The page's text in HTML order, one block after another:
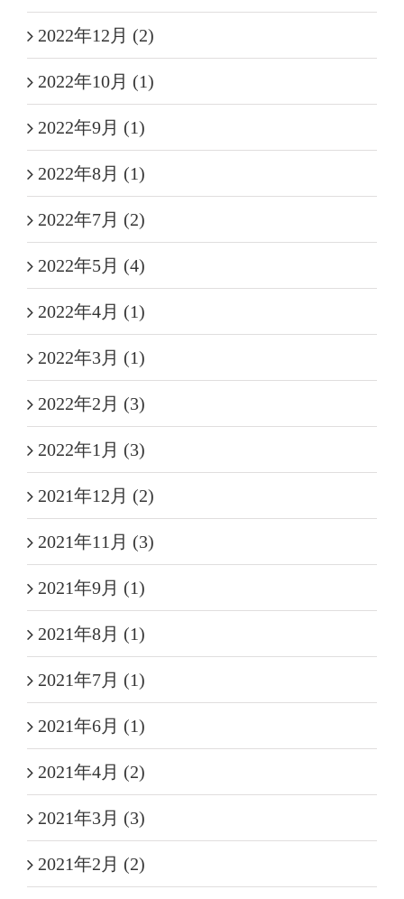
2022年12月 (2)
2022年10月 (1)
2022年9月 (1)
2022年8月 (1)
2022年7月 (2)
2022年5月 (4)
2022年4月 (1)
2022年3月 (1)
2022年2月 (3)
2022年1月 (3)
2021年12月 (2)
2021年11月 (3)
2021年9月 (1)
2021年8月 (1)
2021年7月 (1)
2021年6月 (1)
2021年4月 (2)
2021年3月 (3)
2021年2月 (2)